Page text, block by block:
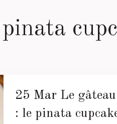
pinata
25 Mar Le
: le pinata